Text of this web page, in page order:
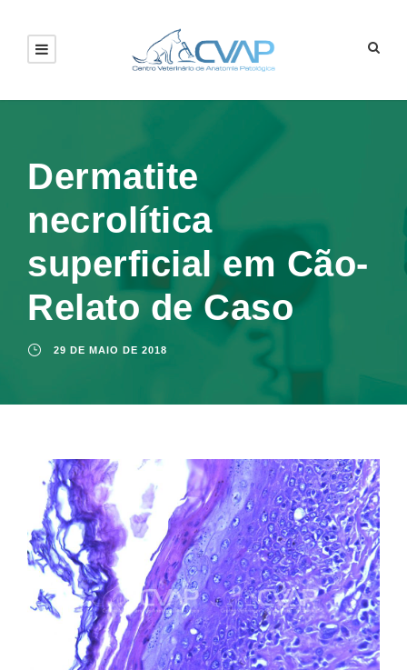
Dermatite
necrolítica
superficial em Cão-
Relato de Caso
29 DE MAIO DE 2018